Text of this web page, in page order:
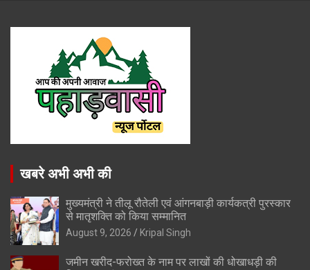
खबरे अभी अभी की
मुख्यमंत्री ने तीलू रौतेली एवं आंगनबाड़ी कार्यकत्री पुरस्कार
से मातृशक्ति को किया सम्मानित
August 9, 2026 Kripal Singh
जमीन खरीद-फरोख्त के नाम पर लाखों की धोखाधड़ी की